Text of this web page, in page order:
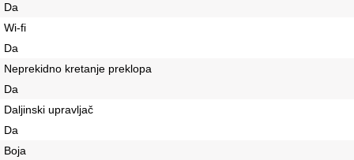
Da
Wi-fi
Da
Neprekidno kretanje preklopa
Da
Daljinski upravljač
Da
Boja